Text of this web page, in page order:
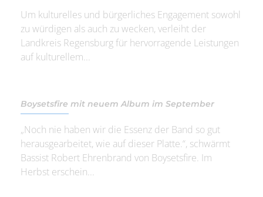
Um kulturelles und bürgerliches Engagement sowohl
zu würdigen als auch zu wecken, verleiht der
Landkreis Regensburg für hervorragende Leistungen
auf kulturellem...
Boysetsfire mit neuem Album im September
„Noch nie haben wir die Essenz der Band so gut
herausgearbeitet, wie auf dieser Platte.“, schwärmt
Bassist Robert Ehrenbrand von Boysetsfire. Im
Herbst erschein...